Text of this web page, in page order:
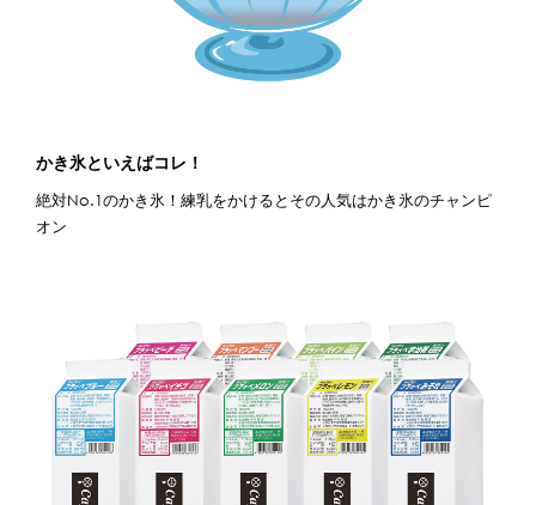
かき氷といえばコレ！
絶対No.1のかき氷！練乳をかけるとその人気はかき氷のチャンピ
オン